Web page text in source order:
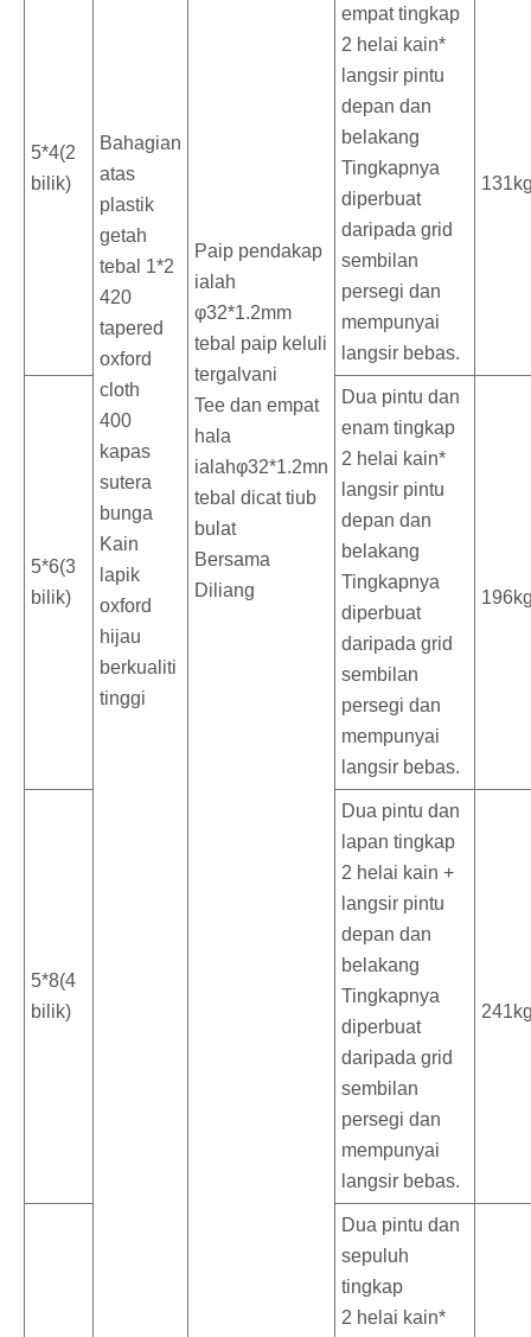
Bahagian
atas
plastik
getah
tebal 1*2
420
tapered
oxford
cloth
400
kapas
sutera
bunga
Kain
lapik
oxford
hijau
berkualiti
tinggi
Paip pendakap
ialah
φ32*1.2mm
tebal paip keluli
tergalvani
Tee dan empat
hala
ialahφ32*1.2mn
tebal dicat tiub
bulat
Bersama
Diliang
5*4(2
bilik)
empat tingkap
2 helai kain*
langsir pintu
depan dan
belakang
Tingkapnya
diperbuat
daripada grid
sembilan
persegi dan
mempunyai
langsir bebas.
5*6(3
bilik)
Dua pintu dan
enam tingkap
2 helai kain*
langsir pintu
depan dan
belakang
Tingkapnya
diperbuat
daripada grid
sembilan
persegi dan
mempunyai
langsir bebas.
5*8(4
bilik)
Dua pintu dan
lapan tingkap
2 helai kain +
langsir pintu
depan dan
belakang
Tingkapnya
diperbuat
daripada grid
sembilan
persegi dan
mempunyai
langsir bebas.
Dua pintu dan
sepuluh
tingkap
2 helai kain*